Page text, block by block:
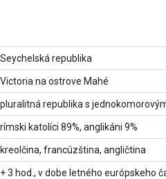
Seychelská republika
Victoria na ostrove Mahé
pluralitná republika s
rímski katolíci 89%, anglikáni 9%
kreolčina, francúzština, angličtina
+ 3 hod., v dobe letného európskeho